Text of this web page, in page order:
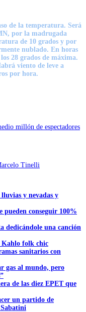
de la temperatura. Será
por la madrugada
de 10 grados y por
nublado. En horas
28 grados de máxima.
viento de leve a
por hora.
millón de espectadores
Tinelli
y nevadas y
pueden conseguir 100%
dedicándole una canción
folk chic
sanitarios con
gas al mundo, pero
de las diez EPET que
un partido de